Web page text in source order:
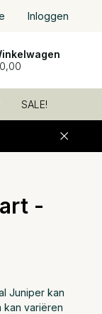
Inloggen
SALE!
-
Juniper kan
kan variëren